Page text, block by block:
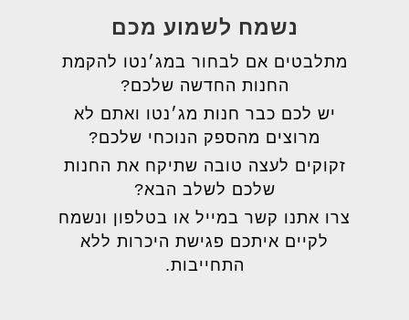
נשמח לשמוע מכם
מתלבטים אם לבחור במג׳נטו להקמת
החנות החדשה שלכם?
יש לכם כבר חנות מג׳נטו ואתם לא
מרוצים מהספק הנוכחי שלכם?
זקוקים לעצה טובה שתיקח את החנות
שלכם לשלב הבא?
צרו אתנו קשר במייל או בטלפון ונשמח
לקיים איתכם פגישת היכרות ללא
התחייבות.